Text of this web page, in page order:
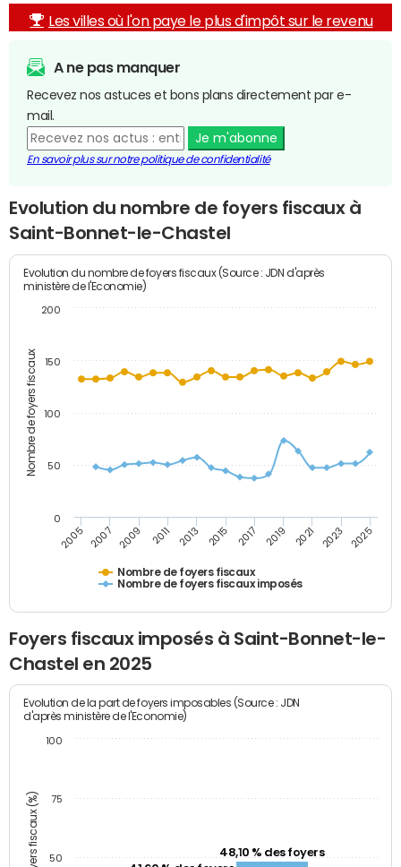
Les villes où l'on paye le plus d'impôt sur le revenu
A ne pas manquer
Recevez nos astuces et bons plans directement par e-
mail.
Je m'abonne
En savoir plus sur notre politique de confidentialité
Evolution du nombre de foyers fiscaux à
Saint-Bonnet-le-Chastel
Nombre de foyers fiscaux
Evolution du nombre de foyers fiscaux (Source : JDN d'après
ministère de l'Economie)
Nombre de foyers fiscaux
Nombre de foyers fiscaux imposés
2005 2007 2009 2011 2013 2015 2017 2019 2021 2023 2025
0
50
100
150
200
Foyers fiscaux imposés à Saint-Bonnet-le-
Chastel en 2025
Evolution de la part de foyers imposables (Source : JDN
d'après ministère de l'Economie)
48,10 % des foyers
50
75
100